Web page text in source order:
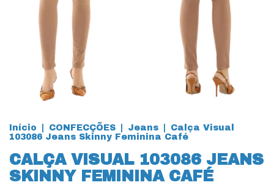
Início CONFECÇÕES Jeans
Calça Visual
103086 Jeans Skinny Feminina Café
CALÇA VISUAL 103086 JEANS
SKINNY FEMININA CAFÉ